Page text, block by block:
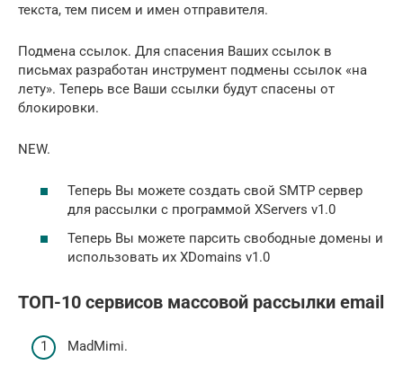
текста, тем писем и имен отправителя.
Подмена ссылок. Для спасения Ваших ссылок в
письмах разработан инструмент подмены ссылок «на
лету». Теперь все Ваши ссылки будут спасены от
блокировки.
NEW.
Теперь Вы можете создать свой SMTP сервер
для рассылки с программой XServers v1.0
Теперь Вы можете парсить свободные домены и
использовать их XDomains v1.0
ТОП-10 сервисов массовой рассылки email
MadMimi.